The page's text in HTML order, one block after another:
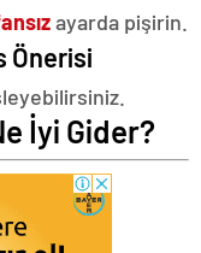
ayarda pişirin.
Önerisi
İyi Gider?